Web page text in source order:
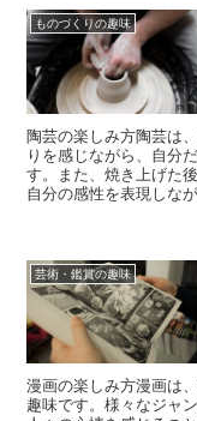
ものづくりの趣味
陶芸の楽しみ方陶芸は
りを感じながら、自分
す。また、焼き上げた
自分の感性を表現しな
芸術・鑑賞の趣味
漫画の楽しみ方漫画は
趣味です。様々なジャ